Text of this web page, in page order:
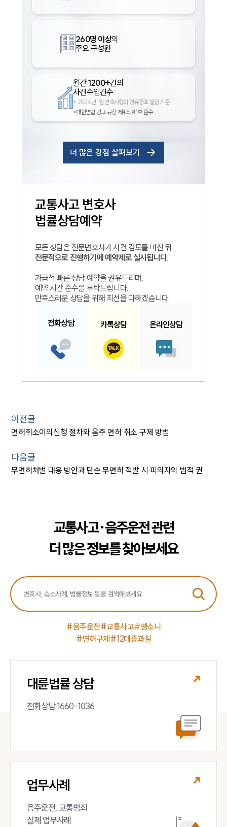
260명 이상의
주요 구성원
월간1200+건의
사건수임건수
* 2026년 1월 변호사협회 경유증표 발급 기준
*대한변협 광고 규정 제4조 제1호 준수
더 많은 강점 살펴보기
교통사고변호사
법률상담예약
모든 상담은 전문변호사가 사건 검토를 마친 뒤
전문적으로 진행하기에 예약제로 실시됩니다.
가급적 빠른 상담 예약을 권유드리며,
예약 시간 준수를 부탁드립니다.
만족스러운 상담을 위해 최선을 다하겠습니다.
전화상담 카톡상담 온라인상담
이전글
면허취소이의신청 절차와 음주 면허 취소 구제 방법
다음글
무면허처벌 대응 방안과 단순 무면허 적발 시 피의자의 법적 권리 구제
교통사고·음주운전 관련
더 많은 정보를 찾아보세요
#음주운전#교통사고#뺑소니
#면허구제#12대중과실
대륜법률 상담
전화상담 1660-1036
업무사례
음주운전, 교통범죄
실제 업무사례